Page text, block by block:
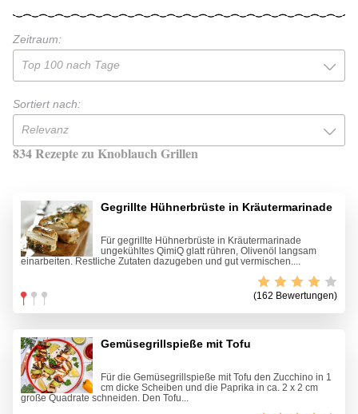
Zeitraum:
Top 100 nach Tage
Sortiert nach:
Relevanz
834 Rezepte zu Knoblauch Grillen
Gegrillte Hühnerbrüste in Kräutermarinade
Für gegrillte Hühnerbrüste in Kräutermarinade
ungekühltes QimiQ glatt rühren, Olivenöl langsam
einarbeiten. Restliche Zutaten dazugeben und gut vermischen....
(162 Bewertungen)
Gemüsegrillspieße mit Tofu
Für die Gemüsegrillspieße mit Tofu den Zucchino in 1
cm dicke Scheiben und die Paprika in ca. 2 x 2 cm
große Quadrate schneiden. Den Tofu...